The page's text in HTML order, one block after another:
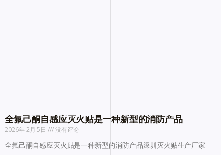
全氟己酮自感应灭火贴是一种新型的消防产品
2026年 2月 5日 没有评论
全氟己酮自感应灭火贴是一种新型的消防产品深圳灭火贴生产厂家